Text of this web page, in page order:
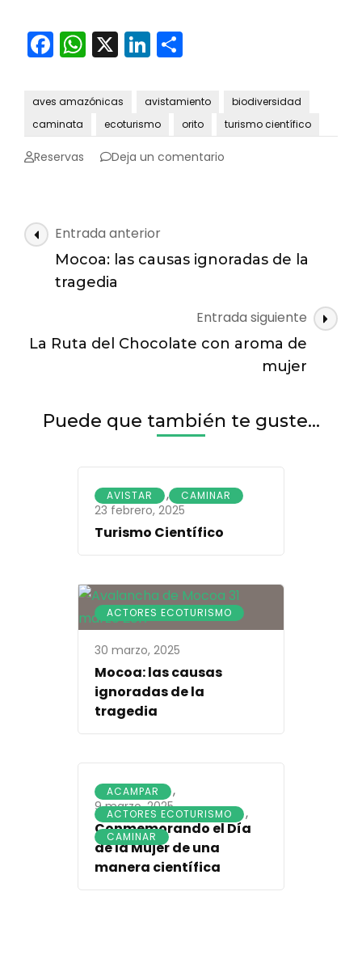
Facebook
WhatsApp
X LinkedIn
aves amazónicas avistamiento
biodiversidad
caminata
ecoturismo orito turismo científico
Reservas Deja un comentario
los
las
aves
en
Day
Navegación
de
Entrada anterior
Mocoa: las causas ignoradas de la
tragedia
Entrada siguiente
La Ruta del Chocolate con aroma de
mujer
Puede que también te guste...
AVISTAR , CAMINAR
23 febrero, 2025
Turismo Científico
ACTORES ECOTURISMO
30 marzo, 2025
Mocoa: las causas
ignoradas de la
tragedia
ACAMPAR ,
ACTORES ECOTURISMO ,
CAMINAR
9 marzo, 2025
Conmemorando el Día
de la Mujer de una
manera científica